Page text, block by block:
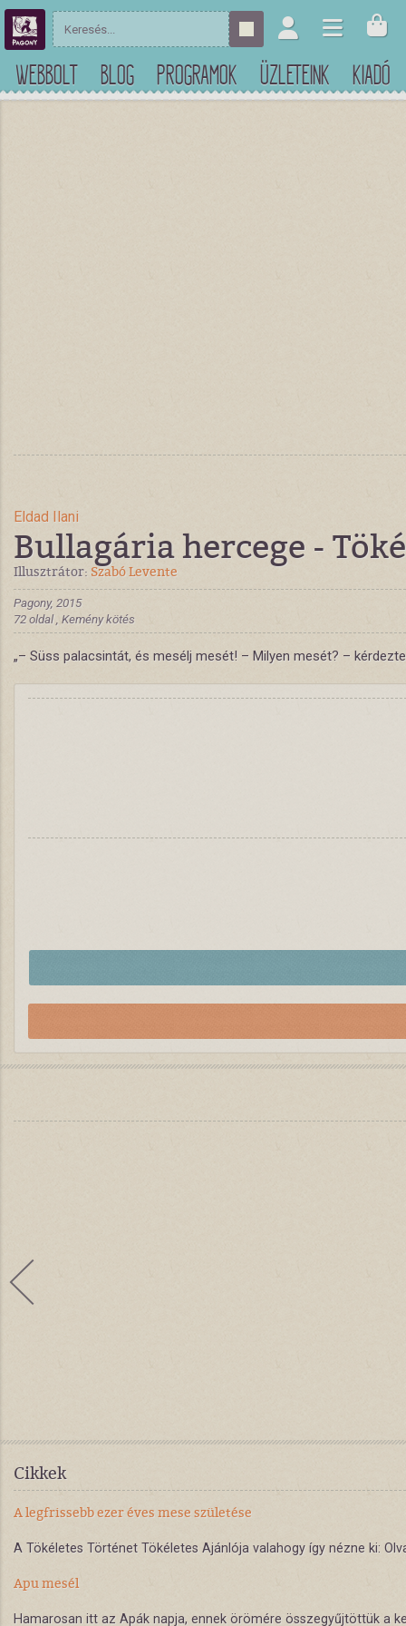
WEBBOLT BLOG PROGRAMOK ÜZLETEINK KIADÓ
Eldad Ilani
Bullagária hercege -
Illusztrátor: Szabó Levente
Pagony, 2015
72 oldal , Kemény kötés
„– Süss palacsintát, és mesélj mesét! – Milyen mesét? –
Cikkek
A legfrissebb ezer éves mese születése
A Tökéletes Történet Tökéletes Ajánlója valahogy így nézne ki:
Apu mesél
Hamarosan itt az Apák napja, ennek örömére összegyűjtöttük a